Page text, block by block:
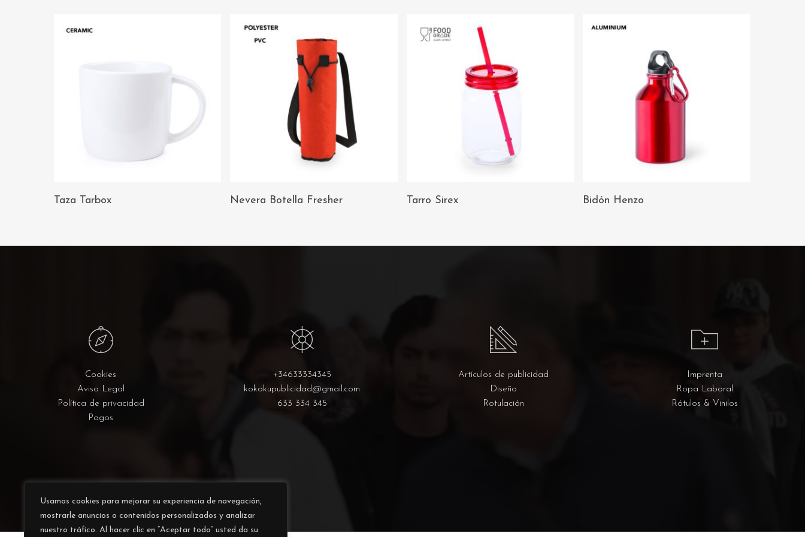
Usamos cookies para mejorar su experiencia de navegación,
mostrarle anuncios o contenidos personalizados y analizar
nuestro tráfico. Al hacer clic en “Aceptar todo” usted da su
Taza Tarbox
AÑADIR AL
Nevera Botella Fresher Tarro Sirex Bidón Henzo
Cookies
Aviso Legal
Política de privacidad
Pagos
+34633334345
kokokupublicidad@gmail.com
633 334 345
Artículos de publicidad
Diseño
Rotulación
Imprenta
Ropa Laboral
Rótulos & Vinilos